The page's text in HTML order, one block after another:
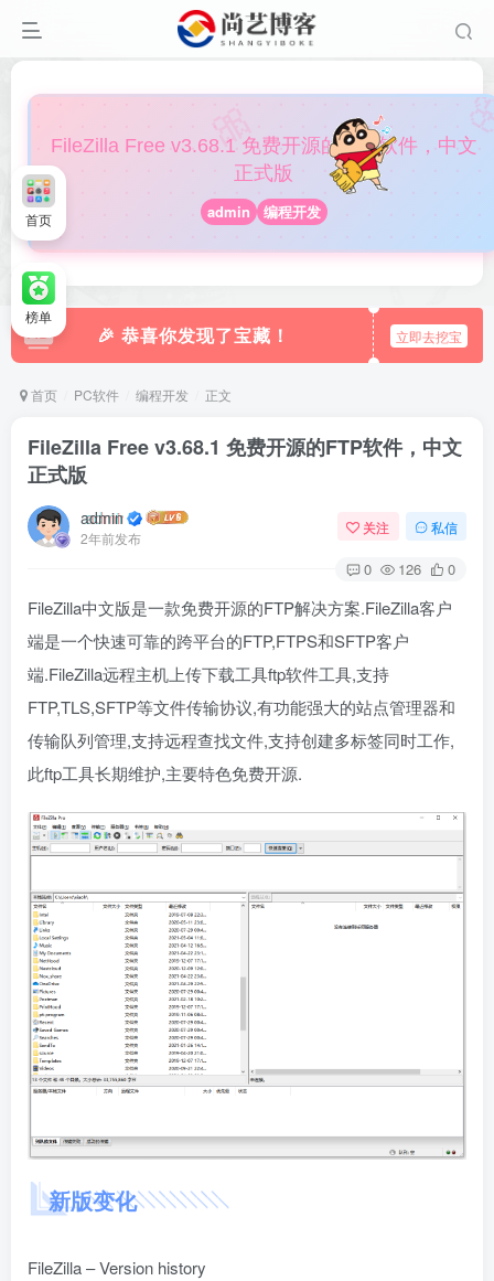
🎀
FileZilla Free v3.68.1 免费开源的FTP软件，中文
正式版
admin 编程开发
🎉 恭喜你发现了宝藏！ 立即去挖宝
首页 PC软件 编程开发 正文
FileZilla Free v3.68.1 免费开源的FTP软件，中文
正式版
admin
2年前发布
关注 私信
0 126 0
FileZilla中文版是一款免费开源的FTP解决方案.FileZilla客户
端是一个快速可靠的跨平台的FTP,FTPS和SFTP客户
端.FileZilla远程主机上传下载工具ftp软件工具,支持
FTP,TLS,SFTP等文件传输协议,有功能强大的站点管理器和
传输队列管理,支持远程查找文件,支持创建多标签同时工作,
此ftp工具长期维护,主要特色免费开源.
新版变化
FileZilla – Version history
首页
榜单